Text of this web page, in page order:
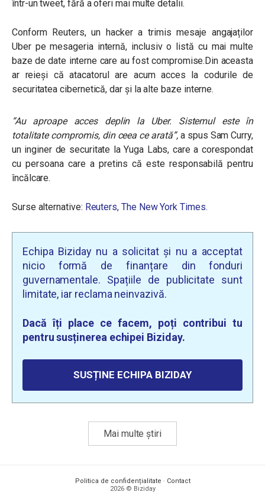
într-un tweet, fără a oferi mai multe detalii.
Conform Reuters, un hacker a trimis mesaje angajaților
Uber pe mesageria internă, inclusiv o listă cu mai multe
baze de date interne care au fost compromise.Din aceasta
ar reieși că atacatorul are acum acces la codurile de
securitatea cibernetică, dar și la alte baze interne.
“Au aproape acces deplin la Uber. Sistemul este în
totalitate compromis, din ceea ce arată”, a spus Sam Curry,
un inginer de securitate la Yuga Labs, care a corespondat
cu persoana care a pretins că este responsabilă pentru
încălcare.
Surse alternative: Reuters, The New York Times.
Echipa Biziday nu a solicitat și nu a acceptat
nicio formă de finanțare din fonduri
guvernamentale. Spațiile de publicitate sunt
limitate, iar reclama neinvazivă.
Dacă îți place ce facem, poți contribui tu
pentru susținerea echipei Biziday.
SUSȚINE ECHIPA BIZIDAY
Mai multe știri
Politica de confidențialitate · Contact
2026 © Biziday